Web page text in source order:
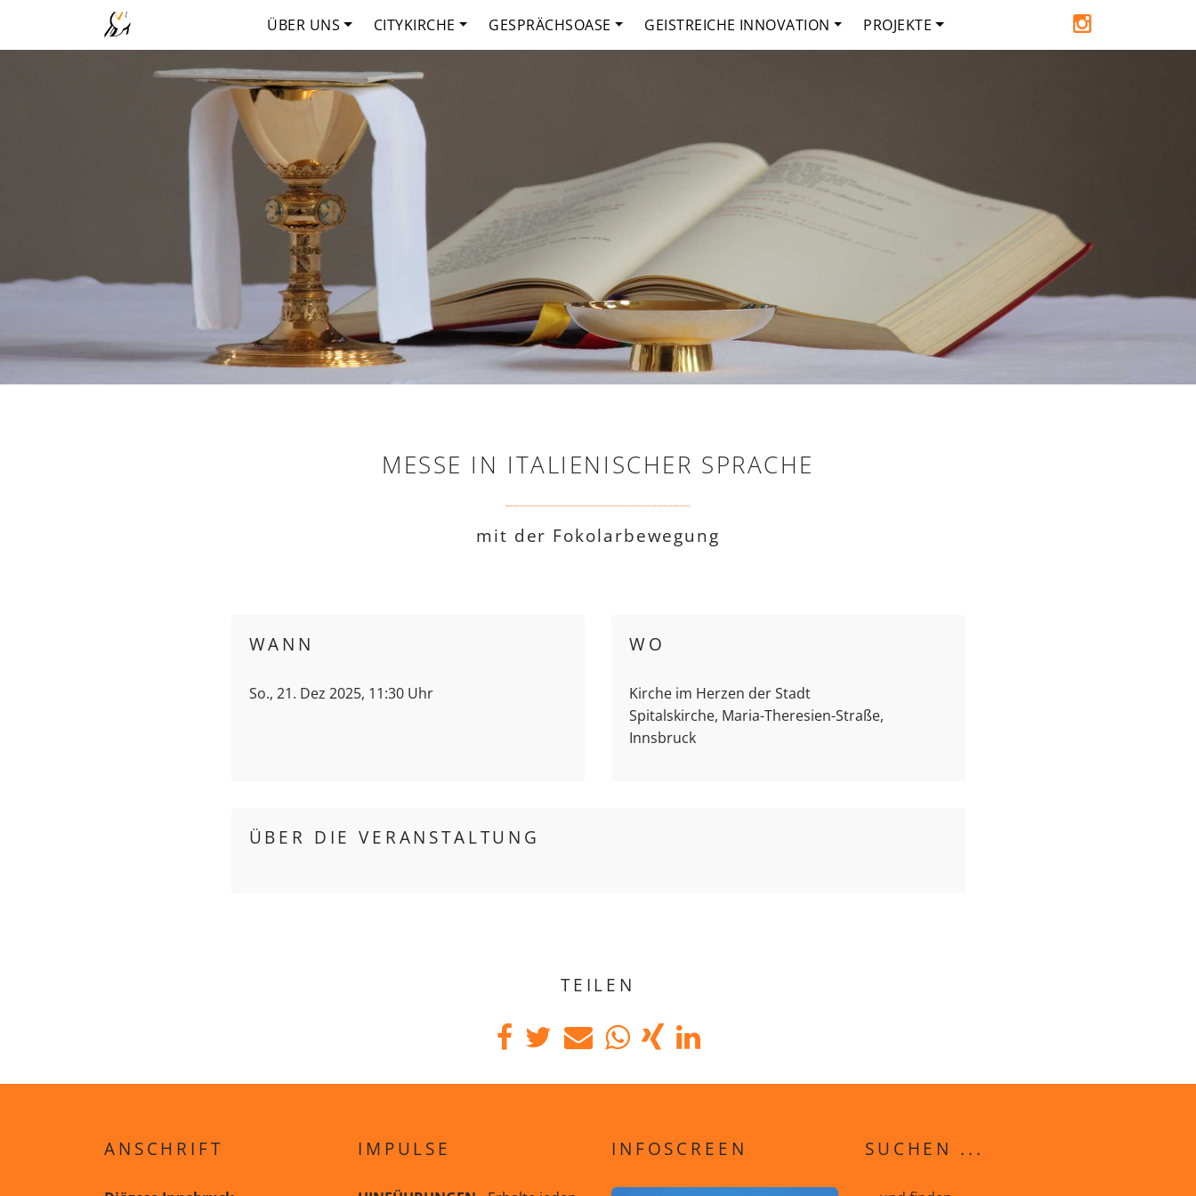
ÜBER UNS CITYKIRCHE GESPRÄCHSOASE GEISTREICHE INNOVATION PROJEKTE
MESSE IN ITALIENISCHER SPRACHE
mit der Fokolarbewegung
WANN
So., 21. Dez 2025, 11:30 Uhr
WO
Kirche im Herzen der Stadt
Spitalskirche, Maria-Theresien-Straße,
Innsbruck
ÜBER DIE VERANSTALTUNG
TEILEN
ANSCHRIFT IMPULSE INFOSCREEN SUCHEN ...